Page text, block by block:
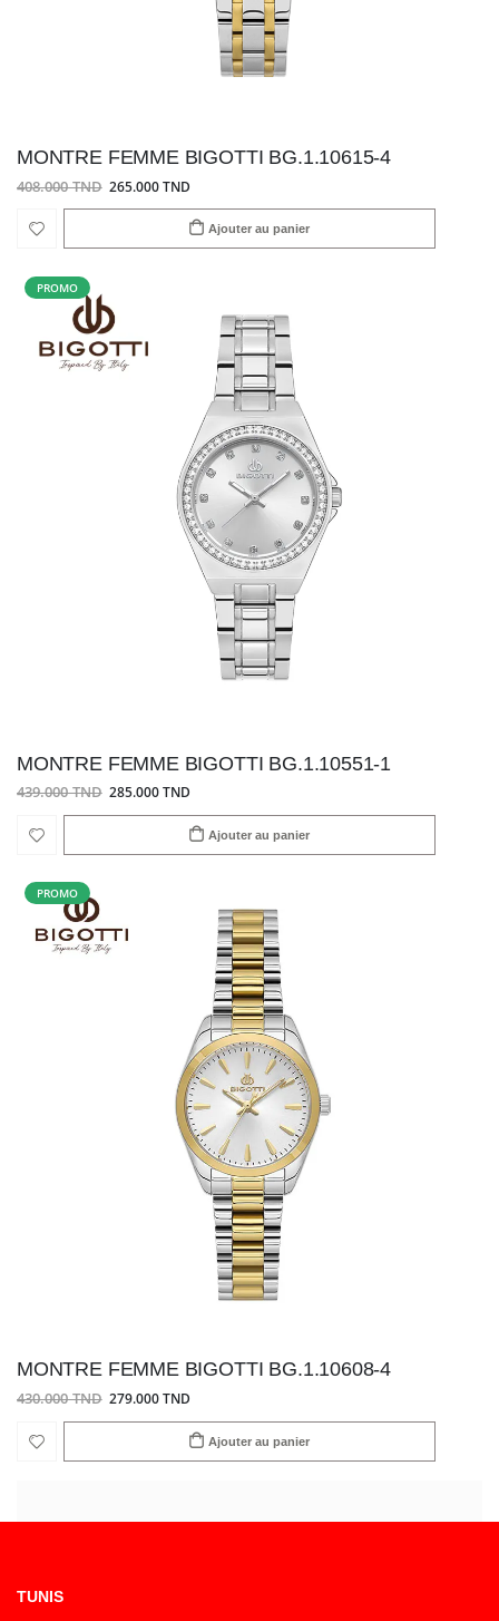
MONTRE FEMME BIGOTTI BG.1.10615-4
408.000 TND 265.000 TND
Ajouter au panier
PROMO
MONTRE FEMME BIGOTTI BG.1.10551-1
439.000 TND 285.000 TND
Ajouter au panier
PROMO
MONTRE FEMME BIGOTTI BG.1.10608-4
430.000 TND 279.000 TND
Ajouter au panier
TUNIS